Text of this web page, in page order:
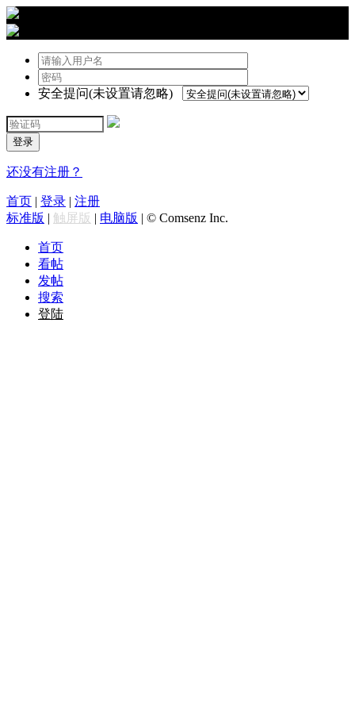
安全提问(未设置请忽略)
登录
还没有注册？
首页 | 登录 | 注册
标准版 | 触屏版 | 电脑版 | © Comsenz Inc.
首页
看帖
发帖
搜索
登陆